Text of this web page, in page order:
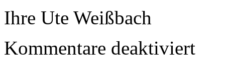
Ihre Ute Weißbach
Kommentare deaktiviert